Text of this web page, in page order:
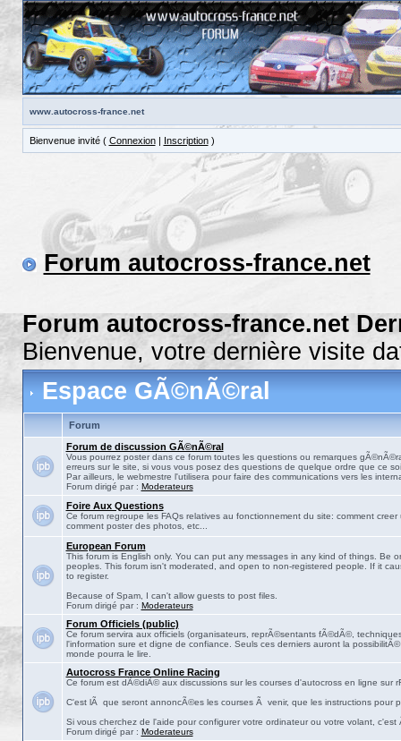
www.autocross-france.net
Bienvenue invité ( Connexion| Inscription)
Forum autocross-france.net
Forum autocross-france.net
Bienvenue, votre dernière visite
Espace GÃ©nÃ©ral
Forum
Forum de discussion GÃ©nÃ©ral
Vous pourrez poster dans ce forum toutes les questions ou remarques
erreurs sur le site, si vous vous posez des questions de quelque ordre que ce
Par ailleurs, le webmestre l'utilisera pour faire des communications vers les
Forum dirigé par : Moderateurs
Foire Aux Questions
Ce forum regroupe les FAQs relatives au fonctionnement du site: comment creer
comment poster des photos, etc...
European Forum
This forum is English only. You can put any messages in any kind of things. Be
peoples. This forum isn't moderated, and open to non-registered people. If it
to register.
Because of Spam, I can't allow guests to post files.
Forum dirigé par : Moderateurs
Forum Officiels (public)
Ce forum servira aux officiels (organisateurs, reprÃ©sentants fÃ©dÃ©,
l'information sure et digne de confiance. Seuls ces derniers auront la
monde pourra le lire.
Autocross France Online Racing
Ce forum est dÃ©diÃ© aux discussions sur les courses d'autocross en ligne sur
C'est lÃ que seront annoncÃ©es les courses Ã venir, que les instructions pour
Si vous cherchez de l'aide pour configurer votre ordinateur ou votre volant, c'est
Forum dirigé par : Moderateurs